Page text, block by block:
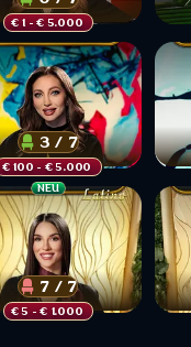
€ 1 - € 5.000
€ 100 - € 5.000
3 / 7
NEU
€ 5 - € 1.000
7 / 7